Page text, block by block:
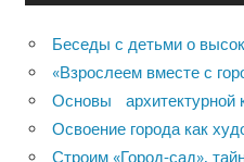
Беседы с детьми о
«Взрослеем вместе с
Основы архитектурной
Освоение города как
Строим «Город-сад»,